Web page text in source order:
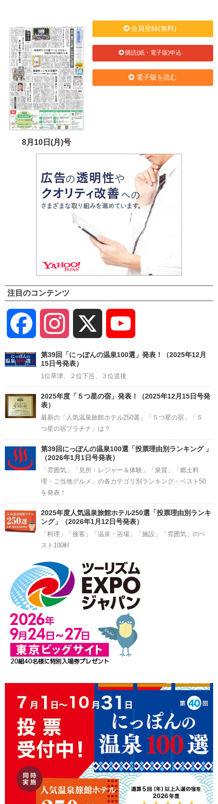
8月10日(月)号
会員登録(無料)
購読(紙・電子版)申込
電子版を読む
注目のコンテンツ
Facebook Instagram
Channel
第39回「にっぽんの温泉100選」発表！（2025年12月
15日号発表）
1位草津、２位下呂、３位道後
2025年度「５つ星の宿」発表！（2025年12月15日号発
表）
最新の「人気温泉旅館ホテル250選」「５つ星の宿」「５
つ星の宿プラチナ」は？
第39回にっぽんの温泉100選「投票理由別ランキング 」
（2026年1月1日号発表）
「雰囲気」「見所・レジャー＆体験」「泉質」「郷土料
理・ご当地グルメ」の各カテゴリ別ランキング・ベスト50
を発表！
2025年度人気温泉旅館ホテル250選「投票理由別ランキ
ング」（2026年1月12日号発表）
「料理」「接客」「温泉・浴場」「施設」「雰囲気」のベ
スト100軒